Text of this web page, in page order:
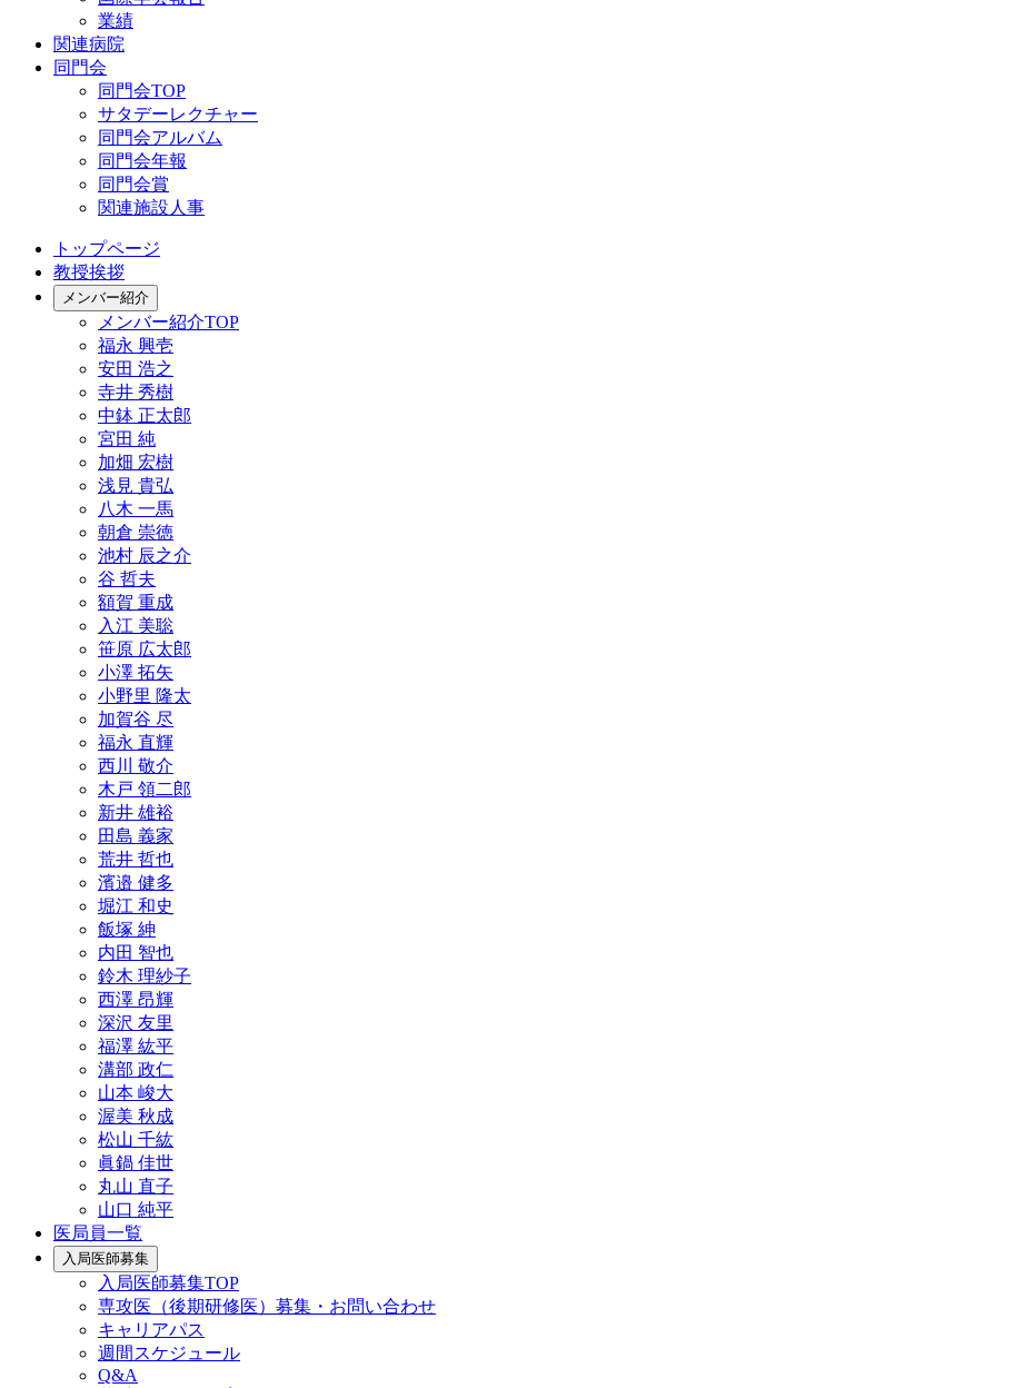
業績
関連病院
同門会
同門会TOP
サタデーレクチャー
同門会アルバム
同門会年報
同門会賞
関連施設人事
トップページ
教授挨拶
メンバー紹介
メンバー紹介TOP
福永 興壱
安田 浩之
寺井 秀樹
中鉢 正太郎
宮田 純
加畑 宏樹
浅見 貴弘
八木 一馬
朝倉 崇徳
池村 辰之介
谷 哲夫
額賀 重成
入江 美聡
笹原 広太郎
小澤 拓矢
小野里 隆太
加賀谷 尽
福永 直輝
西川 敬介
木戸 領二郎
新井 雄裕
田島 義家
荒井 哲也
濱邉 健多
堀江 和史
飯塚 紳
内田 智也
鈴木 理紗子
西澤 昂輝
深沢 友里
福澤 紘平
溝部 政仁
山本 峻大
渥美 秋成
松山 千紘
眞鍋 佳世
丸山 直子
山口 純平
医局員一覧
入局医師募集
入局医師募集TOP
専攻医（後期研修医）募集・お問い合わせ
キャリアパス
週間スケジュール
Q&A